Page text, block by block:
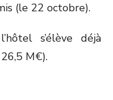
(le 22 octobre).
s’élève déjà
M€).